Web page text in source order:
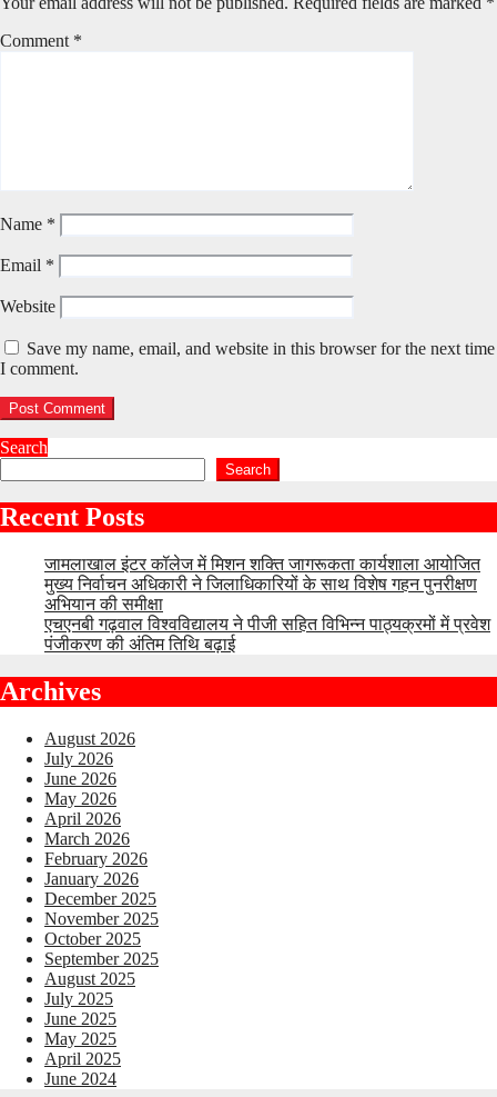
Comment *
Name *
Email *
Website
Save my name, email, and website in this browser for the next time
I comment.
Search
Search
Recent Posts
जामलाखाल इंटर कॉलेज में मिशन शक्ति जागरूकता कार्यशाला आयोजित
मुख्य निर्वाचन अधिकारी ने जिलाधिकारियों के साथ विशेष गहन पुनरीक्षण
अभियान की समीक्षा
एचएनबी गढ़वाल विश्वविद्यालय ने पीजी सहित विभिन्न पाठ्यक्रमों में प्रवेश
पंजीकरण की अंतिम तिथि बढ़ाई
Archives
August 2026
July 2026
June 2026
May 2026
April 2026
March 2026
February 2026
January 2026
December 2025
November 2025
October 2025
September 2025
August 2025
July 2025
June 2025
May 2025
April 2025
June 2024